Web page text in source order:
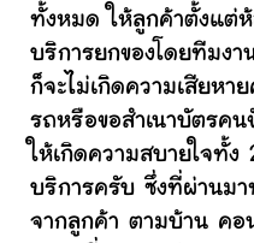
ทั้งหมด ให้ลูกค้าตั้งแต่ห้
บริการยกของโดยทีมง
ก็จะไม่เกิดความเสียหา
รถหรือขอสำเนาบัตรค
ให้เกิดความสบายใจทั้
บริการครับ ซึ่งที่ผ่านมา
จากลูกค้า ตามบ้าน ค